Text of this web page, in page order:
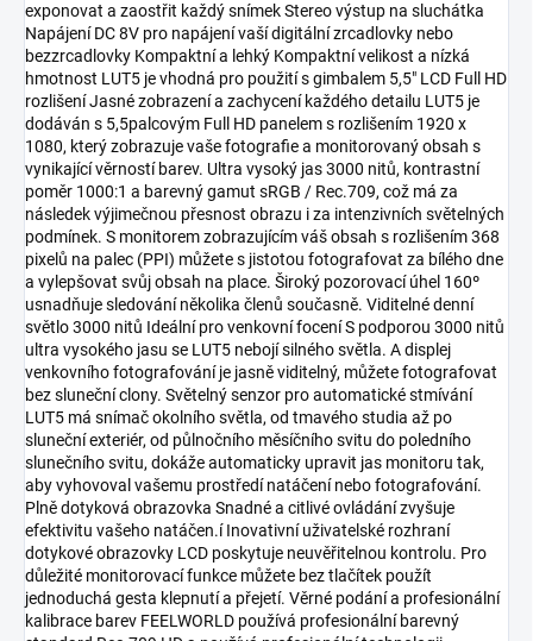
exponovat a zaostřit každý snímek Stereo výstup na sluchátka
Napájení DC 8V pro napájení vaší digitální zrcadlovky nebo
bezzrcadlovky Kompaktní a lehký Kompaktní velikost a nízká
hmotnost LUT5 je vhodná pro použití s gimbalem 5,5" LCD Full HD
rozlišení Jasné zobrazení a zachycení každého detailu LUT5 je
dodáván s 5,5palcovým Full HD panelem s rozlišením 1920 x
1080, který zobrazuje vaše fotografie a monitorovaný obsah s
vynikající věrností barev. Ultra vysoký jas 3000 nitů, kontrastní
poměr 1000:1 a barevný gamut sRGB / Rec.709, což má za
následek výjimečnou přesnost obrazu i za intenzivních světelných
podmínek. S monitorem zobrazujícím váš obsah s rozlišením 368
pixelů na palec (PPI) můžete s jistotou fotografovat za bílého dne
a vylepšovat svůj obsah na place. Široký pozorovací úhel 160º
usnadňuje sledování několika členů současně. Viditelné denní
světlo 3000 nitů Ideální pro venkovní focení S podporou 3000 nitů
ultra vysokého jasu se LUT5 nebojí silného světla. A displej
venkovního fotografování je jasně viditelný, můžete fotografovat
bez sluneční clony. Světelný senzor pro automatické stmívání
LUT5 má snímač okolního světla, od tmavého studia až po
sluneční exteriér, od půlnočního měsíčního svitu do poledního
slunečního svitu, dokáže automaticky upravit jas monitoru tak,
aby vyhovoval vašemu prostředí natáčení nebo fotografování.
Plně dotyková obrazovka Snadné a citlivé ovládání zvyšuje
efektivitu vašeho natáčen.í Inovativní uživatelské rozhraní
dotykové obrazovky LCD poskytuje neuvěřitelnou kontrolu. Pro
důležité monitorovací funkce můžete bez tlačítek použít
jednoduchá gesta klepnutí a přejetí. Věrné podání a profesionální
kalibrace barev FEELWORLD používá profesionální barevný